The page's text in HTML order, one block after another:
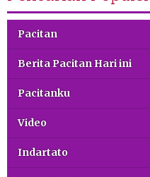
Pacitan
Berita Pacitan Hari ini
Pacitanku
Video
Indartato